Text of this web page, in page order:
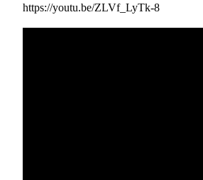
https://youtu.be/ZLVf_LyTk-8